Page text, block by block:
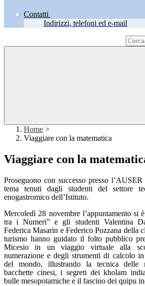
Contatti
Indirizzi, telefoni ed e-mail
Home >
Viaggiare con la matematica
Viaggiare con la
Proseguono con successo presso
tema tenuti dagli studenti del settore
enogastromico dell’Istituto.
Mercoledì 28 novembre l’appuntamento si
tra i Numeri” e gli studenti Valentina
Federica Masarin e Federico Pozzana della
turismo hanno guidato il folto pubblico
Micesio in un viaggio virtuale alla
numerazione e degli strumenti di calcolo
del mondo, illustrando la tecnica delle
bacchette cinesi, i segreti dei kholam
bulle mesopotamiche e il fascino dei quipu